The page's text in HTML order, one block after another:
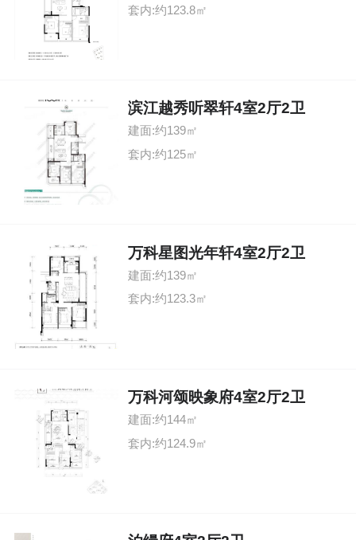
套内:约123.8㎡
滨江越秀听翠轩4室2厅2卫
建面:约139㎡
套内:约125㎡
万科星图光年轩4室2厅2卫
建面:约139㎡
套内:约123.3㎡
万科河颂映象府4室2厅2卫
建面:约144㎡
套内:约124.9㎡